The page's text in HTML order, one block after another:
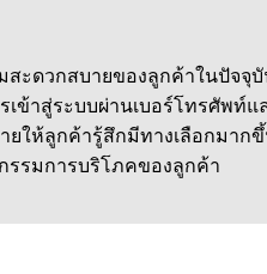
สะดวกสบายของลูกค้าในปัจจุ
เข้าสู่ระบบผ่านเบอร์โทรศัพท์แ
ยให้ลูกค้ารู้สึกมีทางเลือกมาก
รรมการบริโภคของลูกค้า